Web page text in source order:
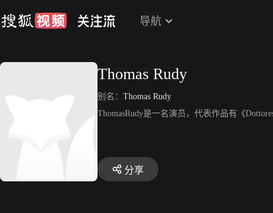
导航
Thomas Rudy
别名： Thomas Rudy
ThomasRudy是一名演员，代表作品有《
分享